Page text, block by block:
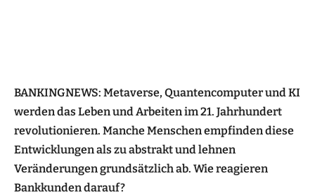
BANKINGNEWS: Metaverse, Quantencomputer und KI
werden das Leben und Arbeiten im 21. Jahrhundert
revolutionieren. Manche Menschen empfinden diese
Entwicklungen als zu abstrakt und lehnen
Veränderungen grundsätzlich ab. Wie reagieren
Bankkunden darauf?